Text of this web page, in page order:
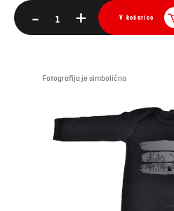
Fotografija je simbolična
- + V košarico